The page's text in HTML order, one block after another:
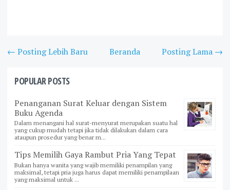
← Posting Lebih Baru Posting Lama →
Beranda
POPULAR POSTS
Penanganan Surat Keluar dengan Sistem
Buku Agenda
Dalam menangani hal surat-menyurat merupakan suatu hal
yang cukup mudah tetapi jika tidak dilakukan dalam cara
ataupun prosedur yang benar m...
Tips Memilih Gaya Rambut Pria Yang Tepat
Bukan hanya wanita yang wajib memiliki penampilan yang
maksimal, tetapi pria juga harus dapat memiliki penampilaan
yang maksimal untuk ...